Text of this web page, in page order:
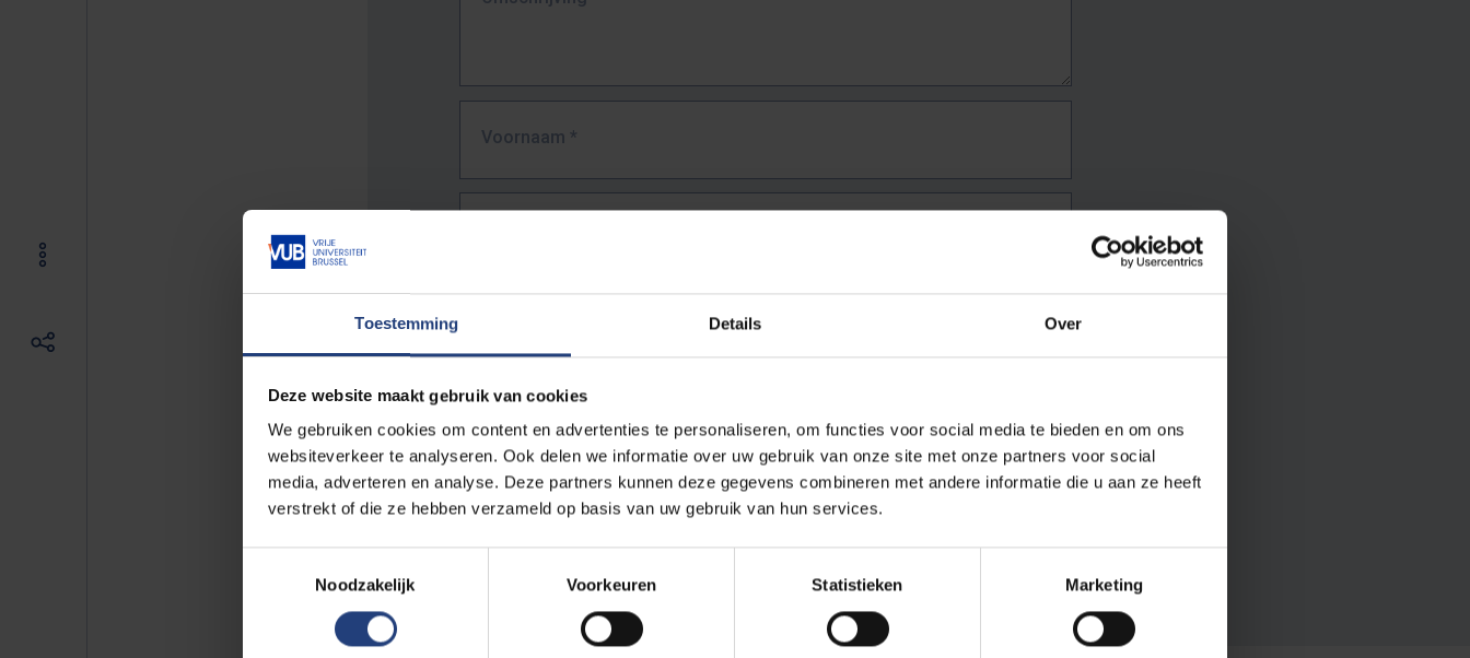
Toestemming Details Over
Deze website maakt gebruik van cookies
We gebruiken cookies om content en advertenties te personaliseren, om functies voor social media te bieden en om ons
websiteverkeer te analyseren. Ook delen we informatie over uw gebruik van onze site met onze partners voor social
media, adverteren en analyse. Deze partners kunnen deze gegevens combineren met andere informatie die u aan ze heeft
verstrekt of die ze hebben verzameld op basis van uw gebruik van hun services.
Noodzakelijk
Voorkeuren Statistieken Marketing
Voornaam *
URL*
De volledige URL van de pagina waar je de fout zag.
Bv. https://www.vub.be/nl/studeren-aan-de-vub/alle-opleidingen